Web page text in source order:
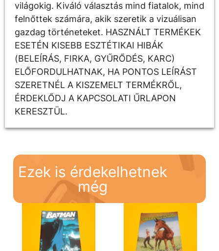
világokig. Kiváló választás mind fiatalok, mind
felnőttek számára, akik szeretik a vizuálisan
gazdag történeteket. HASZNÁLT TERMÉKEK
ESETÉN KISEBB ESZTÉTIKAI HIBÁK
(BELEÍRÁS, FIRKA, GYŰRŐDÉS, KARC)
ELŐFORDULHATNAK, HA PONTOS LEÍRÁST
SZERETNÉL A KISZEMELT TERMÉKRŐL,
ÉRDEKLŐDJ A KAPCSOLATI ŰRLAPON
KERESZTÜL.
Ezek is érdekelhetnek
még